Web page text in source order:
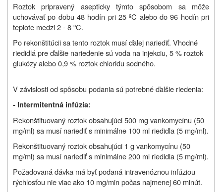
Roztok pripravený asepticky týmto spôsobom sa môže
uchovávať po dobu 48 hodín pri 25 ºC alebo do 96 hodín pri
teplote medzi 2 ‑ 8 ºC.
Po rekonštitúcii sa tento roztok musí ďalej nariediť. Vhodné
riedidlá pre ďalšie nariedenie sú voda na injekciu, 5 % roztok
glukózy alebo 0,9 % roztok chloridu sodného.
V závislosti od spôsobu podania sú potrebné ďalšie riedenia:
- Intermitentná infúzia:
Rekonštituovaný roztok obsahujúci 500 mg vankomycínu (50
mg/ml) sa musí nariediť s minimálne 100 ml riedidla (5 mg/ml).
Rekonštituovaný roztok obsahujúci 1 g vankomycínu (50
mg/ml) sa musí nariediť s minimálne 200 ml riedidla (5 mg/ml).
Požadovaná dávka má byť podaná intravenóznou infúziou
rýchlosťou nie viac ako 10 mg/min počas najmenej 60 minút.